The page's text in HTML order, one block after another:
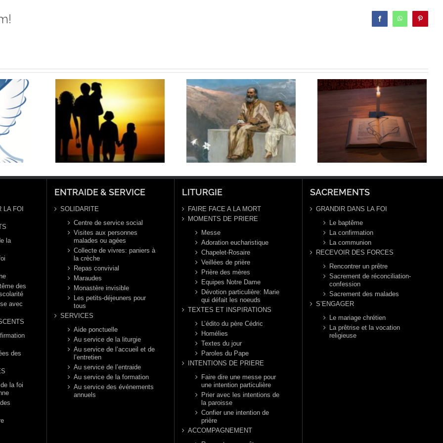
FacebookWhatsApp
LA
1
Retraite de
jeûne: sur les
pas de St
Joseph
Homélie 15
février 2021
LA FOI
la
des
avec
des
la foi
ENTRAIDE & SERVICE
SOLIDARITE
Centre de service social
Visites aux personnes
malades ou agées
Collecte de vivres: paniers à
la crèche
Repas convivial
Maraudes
Monastère invisible
Les petits-déjeuners pour
tous
SERVICES
Aide ponctuelle
Au service de la liturgie
Au service de l’accueil et de
l’entretien
Au service de l’entraide
Au service de la formation
Au service des événements
annuels
LITURGIE
FAIRE FACE A LA MORT
MOMENTS DE PRIERE
Messe
Adoration eucharistique
Chapelet-Rosaire
Veillées de prière
Prière des mères
Equipes Notre Dame
Dévotion particulière: Marie
qui défait les noeuds
TEXTES ET INSPIRATIONS
L’édito du père Cédric
Homélies
Textes du jour
Paroles du Pape
INTENTIONS DE PRIERE
Faire dire une messe pour
une intention particulière
Prier avec les intentions de
la paroisse
Confier une intention de
prière
ACCOMPAGNEMENT
SACREMENTS
GRANDIR DANS LA FOI
Le baptême
La confirmation
La communion
RECEVOIR DES FORCES
Rencontrer un prêtre
Sacrement de réconciliation-
confession
Sacrement des malades
S’ENGAGER
Le mariage chrétien
La prêtrise et la vocation
religieuse